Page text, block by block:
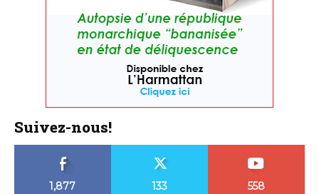
Suivez-nous!
1,877 133 558